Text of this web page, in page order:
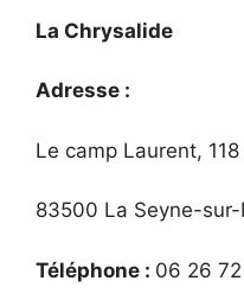
La Chrysalide
Adresse :
Le camp Laurent,
83500 La Seyne-
Téléphone : 06 26 72